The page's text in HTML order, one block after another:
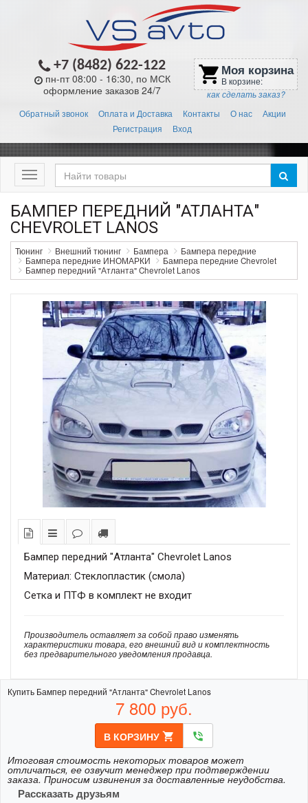
+7 (8482) 622-122
пн-пт 08:00 - 16:30, по МСК
оформление заказов 24/7
shopping_cart Моя корзина
В корзине:
как сделать заказ?
Обратный звонок Оплата и Доставка Контакты О нас
Акции
Регистрация
Вход
Меню
БАМПЕР ПЕРЕДНИЙ "АТЛАНТА"
CHEVROLET LANOS
Тюнинг Внешний тюнинг Бампера
Бампера передние
Бампера передние ИНОМАРКИ
Бампера передние Chevrolet
Бампер передний "Атланта" Chevrolet Lanos
Бампер передний "Атланта" Chevrolet Lanos
Материал: Стеклопластик (смола)
Сетка и ПТФ в комплект не входит
Производитель оставляет за собой право изменять
характеристики товара, его внешний вид и комплектность
без предварительного уведомления продавца.
Купить Бампер передний "Атланта" Chevrolet Lanos
7 800 руб.
В КОРЗИНУ shopping_cart phone_in_talk
Итоговая стоимость некоторых товаров может
отличаться, ее озвучит менеджер при подтверждении
заказа. Приносим извинения за доставленные неудобства.
Рассказать друзьям